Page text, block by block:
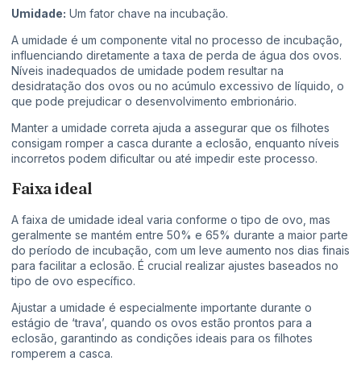
Umidade: Um fator chave na incubação.
A umidade é um componente vital no processo de incubação,
influenciando diretamente a taxa de perda de água dos ovos.
Níveis inadequados de umidade podem resultar na
desidratação dos ovos ou no acúmulo excessivo de líquido, o
que pode prejudicar o desenvolvimento embrionário.
Manter a umidade correta ajuda a assegurar que os filhotes
consigam romper a casca durante a eclosão, enquanto níveis
incorretos podem dificultar ou até impedir este processo.
Faixa ideal
A faixa de umidade ideal varia conforme o tipo de ovo, mas
geralmente se mantém entre 50% e 65% durante a maior parte
do período de incubação, com um leve aumento nos dias finais
para facilitar a eclosão. É crucial realizar ajustes baseados no
tipo de ovo específico.
Ajustar a umidade é especialmente importante durante o
estágio de ‘trava’, quando os ovos estão prontos para a
eclosão, garantindo as condições ideais para os filhotes
romperem a casca.